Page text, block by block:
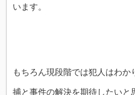
います。
もちろん現段階では犯人はわ
捕と事件の解決を期待したいと